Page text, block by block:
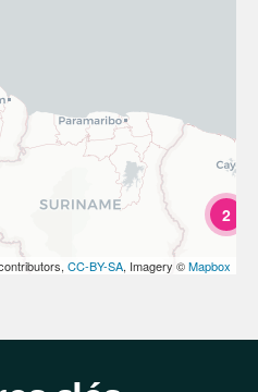
2
CC-BY-SA, Imagery ©Mapbox